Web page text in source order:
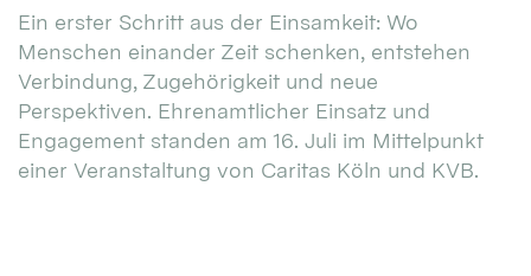
Ein erster Schritt aus der Einsamkeit: Wo
Menschen einander Zeit schenken, entstehen
Verbindung, Zugehörigkeit und neue
Perspektiven. Ehrenamtlicher Einsatz und
Engagement standen am 16. Juli im Mittelpunkt
einer Veranstaltung von Caritas Köln und KVB.